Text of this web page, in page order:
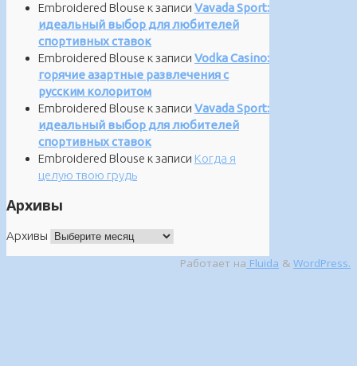
Embroidered Blouse к записи Vavada Sport:
идеальный выбор для любителей
спортивных ставок
Embroidered Blouse к записи Vodka Casino:
горячие азартные развлечения с
русским колоритом
Embroidered Blouse к записи Vavada Sport:
идеальный выбор для любителей
спортивных ставок
Embroidered Blouse к записи Когда я
целую твою грудь
Архивы
Архивы
Работает на Fluida & WordPress.